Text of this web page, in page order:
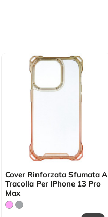
Cover Rinforzata Sfumata A
Tracolla Per IPhone 13 Pro
Max